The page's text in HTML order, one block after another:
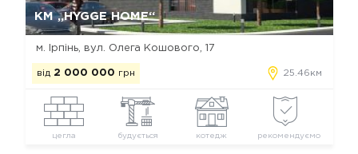
КМ „HYGGE HOME“
м. Ірпінь, вул. Олега Кошового, 17
від 2 000 000 грн 25.46км
цегла будується котедж рекомендуємо